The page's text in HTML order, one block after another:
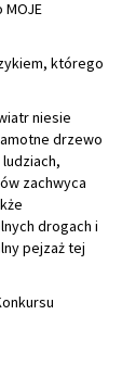
którego
niesie
drzewo
zachwyca
drogach i
pejzaż tej